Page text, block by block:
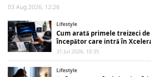
03 Aug 2026, 12:26
Lifestyle
Cum arată primele treizeci
începător care intră în
31 Jul 2026, 10:35
Lifestyle